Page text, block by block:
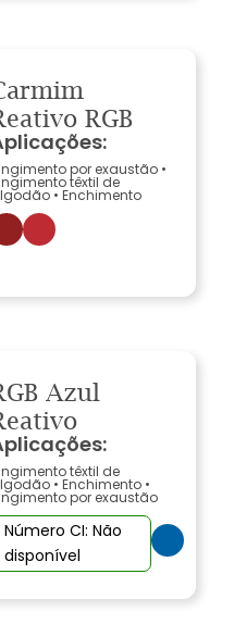
RGB
por exaustão •
têxtil de
• Enchimento
Azul
têxtil de
• Enchimento •
por exaustão
Número CI: Não
disponível